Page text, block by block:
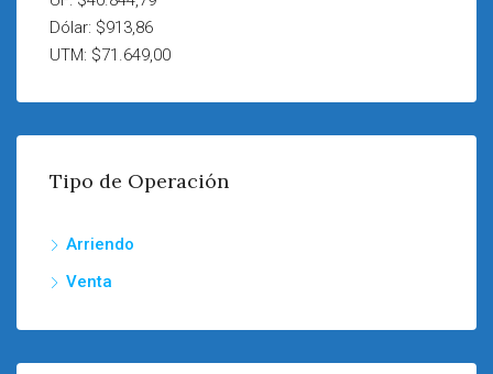
Dólar: $913,86
UTM: $71.649,00
Tipo de Operación
Arriendo
Venta